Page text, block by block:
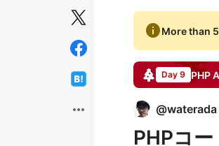
more_horiz
infoMore than
Day 9 PHP
@waterada
PHPコ